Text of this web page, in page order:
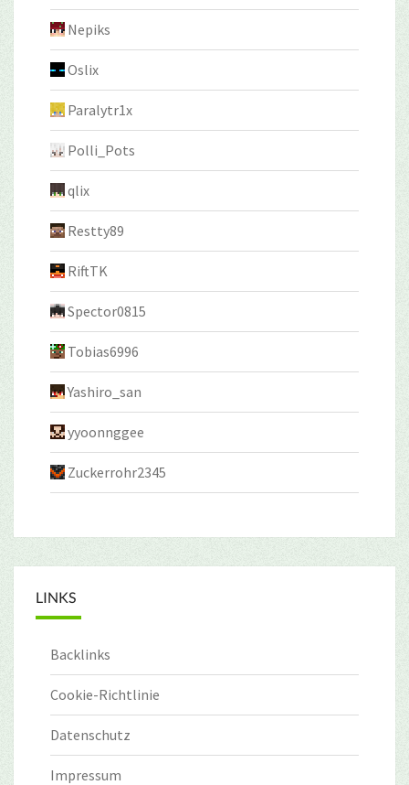
Nepiks
Oslix
Paralytr1x
Polli_Pots
qlix
Restty89
RiftTK
Spector0815
Tobias6996
Yashiro_san
yyoonnggee
Zuckerrohr2345
LINKS
Backlinks
Cookie-Richtlinie
Datenschutz
Impressum